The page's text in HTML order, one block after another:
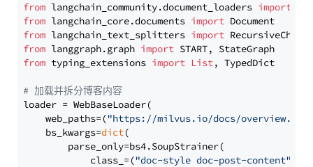
from langchain_community.document_loaders import
from langchain_core.documents import
from langchain_text_splitters import
from langgraph.graph import
from typing_extensions import List, TypedDict
# 加载并拆分博客内容
loader = WebBaseLoader(
    web_paths=(
"https://milvus.io/docs/overview.md"
    bs_kwargs=
dict(
        parse_only=bs4.SoupStrainer(
            class_=(
"doc-style doc-post-content"